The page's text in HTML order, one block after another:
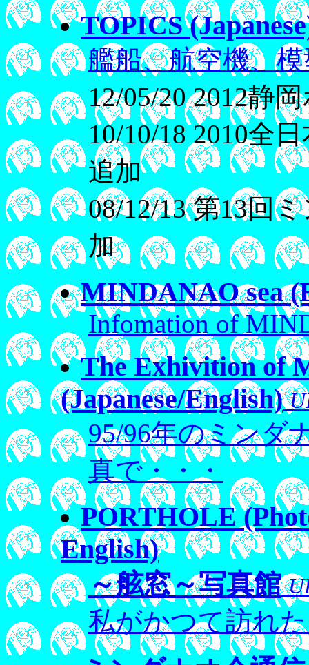
TOPICS
艦船、航空機、
12/05/20 2012静
10/10/18 2010全
追加
08/12/13 第13回
加
MINDANAO sea
Infomation of
The Exhivition of
(Japanese/English)
95/96年のミンダ
真で・・・
PORTHOLE
English)
～舷窓～写真館
私がかつて訪れ